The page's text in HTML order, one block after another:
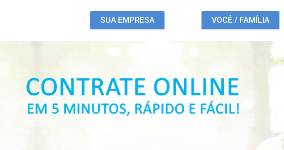
SUA EMPRESA VOCÊ / FAMÍLIA